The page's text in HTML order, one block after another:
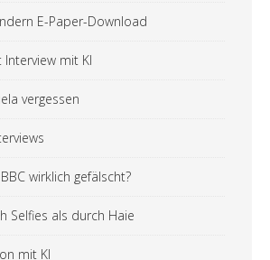
E-Paper-Download
Interview mit KI
vergessen
wirklich gefälscht?
Selfies als durch Haie
mit KI